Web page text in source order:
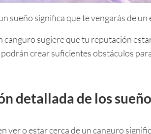
sueño significa que te vengarás de un
canguro sugiere que tu reputación
crear suficientes obstáculos
detallada de los
ver o estar cerca de un canguro